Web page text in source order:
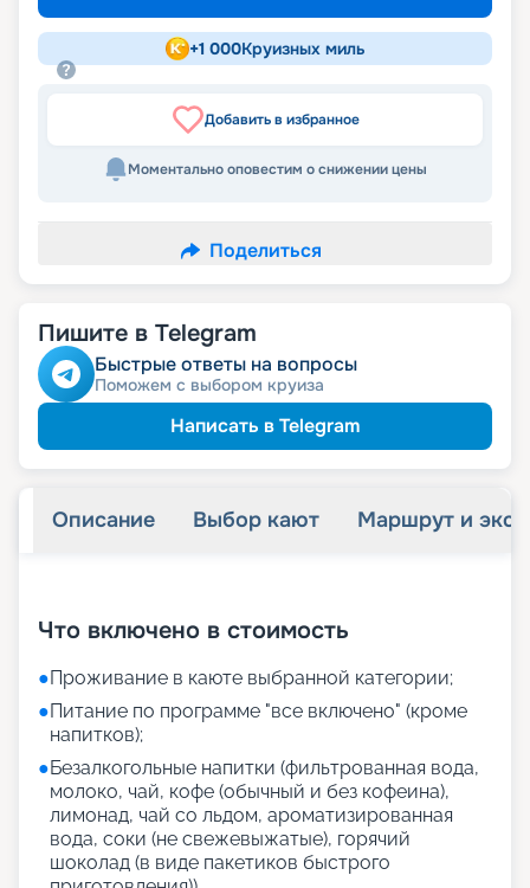
+1 000Круизных миль
Добавить в избранное
Моментально оповестим о снижении цены
Поделиться
Пишите в Telegram
Быстрые ответы на вопросы
Поможем с выбором круиза
Написать в Telegram
Описание Выбор кают Маршрут и
Что включено в стоимость
●Проживание в каюте выбранной категории;
●Питание по программе "все включено" (кроме
напитков);
●Безалкогольные напитки (фильтрованная вода,
молоко, чай, кофе (обычный и без кофеина),
лимонад, чай со льдом, ароматизированная
вода, соки (не свежевыжатые), горячий
шоколад (в виде пакетиков быстрого